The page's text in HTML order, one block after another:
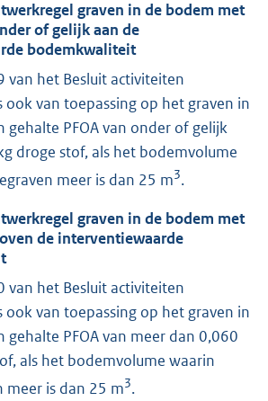
graven in de bodem met
of gelijk aan de
bodemkwaliteit
van het Besluit activiteiten
ook van toepassing op het graven in
gehalte PFOA van onder of gelijk
droge stof, als het bodemvolume
meer is dan 25 m3.
graven in de bodem met
de interventiewaarde
van het Besluit activiteiten
ook van toepassing op het graven in
gehalte PFOA van meer dan 0,060
als het bodemvolume waarin
meer is dan 25 m3.